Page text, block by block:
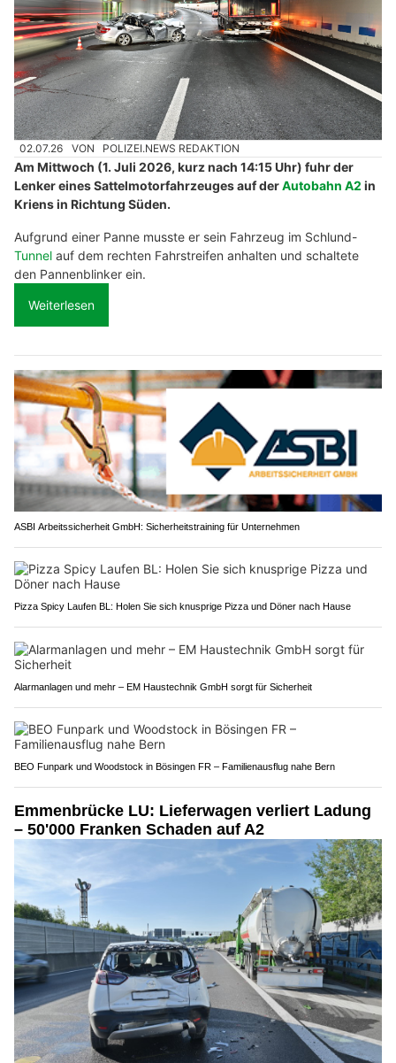
02.07.26 VON POLIZEI.NEWS REDAKTION
Am Mittwoch (1. Juli 2026, kurz nach 14:15 Uhr) fuhr der
Lenker eines Sattelmotorfahrzeuges auf derAutobahn A2 in
Kriens in Richtung Süden.
Aufgrund einer Panne musste er sein Fahrzeug im Schlund-
Tunnel auf dem rechten Fahrstreifen anhalten und schaltete
den Pannenblinker ein.
Weiterlesen
ASBI Arbeitssicherheit GmbH: Sicherheitstraining für Unternehmen
Pizza Spicy Laufen BL: Holen Sie sich knusprige Pizza und Döner nach Hause
Alarmanlagen und mehr – EM Haustechnik GmbH sorgt für Sicherheit
BEO Funpark und Woodstock in Bösingen FR – Familienausflug nahe Bern
Emmenbrücke LU: Lieferwagen verliert Ladung
– 50'000 Franken Schaden auf A2